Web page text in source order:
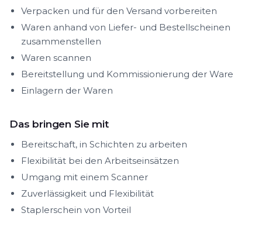
Verpacken und für den Versand vorbereiten
Waren anhand von Liefer- und Bestellscheinen
zusammenstellen
Waren scannen
Bereitstellung und Kommissionierung der Ware
Einlagern der Waren
Das bringen Sie mit
Bereitschaft, in Schichten zu arbeiten
Flexibilität bei den Arbeitseinsätzen
Umgang mit einem Scanner
Zuverlässigkeit und Flexibilität
Staplerschein von Vorteil